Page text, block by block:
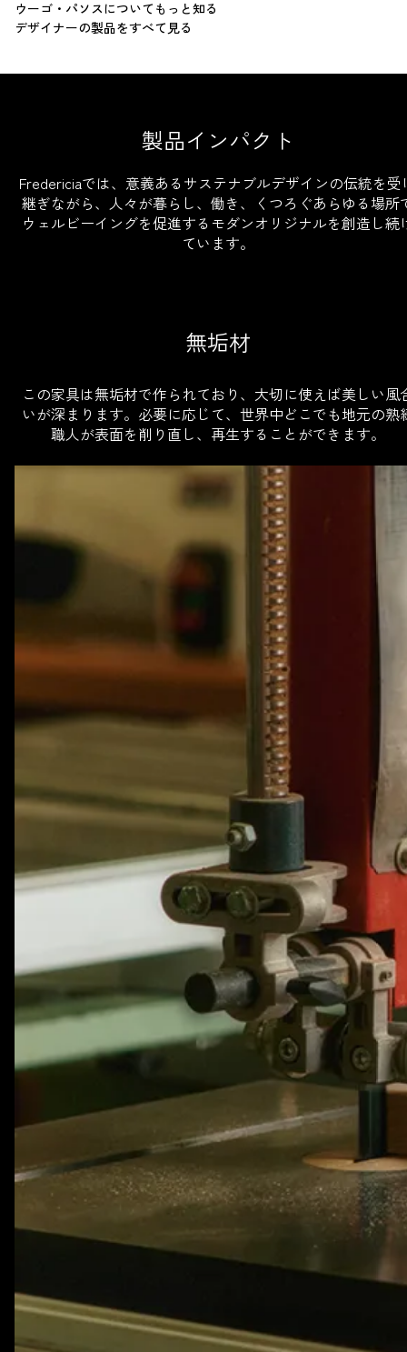
ウーゴ・パソスについてもっと知る
デザイナーの製品をすべて見る
製品インパクト
Fredericiaでは、意義あるサステナブルデザインの伝統を受
継ぎながら、人々が暮らし、働き、くつろぐあらゆる場所
ウェルビーイングを促進するモダンオリジナルを創造し続
ています。
無垢材
この家具は無垢材で作られており、大切に使えば美しい風
いが深まります。必要に応じて、世界中どこでも地元の熟
職人が表面を削り直し、再生することができます。